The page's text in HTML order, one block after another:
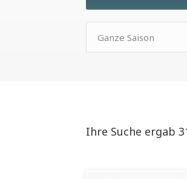
Ganze Saison
Ihre Suche ergab